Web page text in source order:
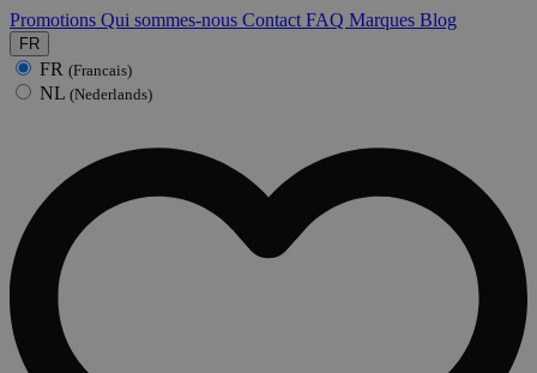
Promotions Qui sommes-nous Contact FAQ Marques Blog
FR
FR (Francais)
NL (Nederlands)